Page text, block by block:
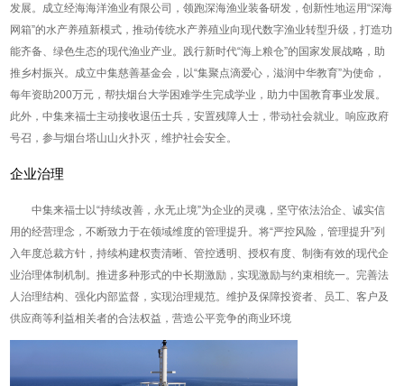
发展。成立经海海洋渔业有限公司，领跑深海渔业装备研发，创新性地运用“深海
网箱”的水产养殖新模式，推动传统水产养殖业向现代数字渔业转型升级，打造功
能齐备、绿色生态的现代渔业产业。践行新时代“海上粮仓”的国家发展战略，助
推乡村振兴。成立中集慈善基金会，以“集聚点滴爱心，滋润中华教育”为使命，
每年资助200万元，帮扶烟台大学困难学生完成学业，助力中国教育事业发展。
此外，中集来福士主动接收退伍士兵，安置残障人士，带动社会就业。响应政府
号召，参与烟台塔山山火扑灭，维护社会安全。
企业治理
中集来福士以“持续改善，永无止境”为企业的灵魂，坚守依法治企、诚实信
用的经营理念，不断致力于在领域维度的管理提升。将“严控风险，管理提升”列
入年度总裁方针，持续构建权责清晰、管控透明、授权有度、制衡有效的现代企
业治理体制机制。推进多种形式的中长期激励，实现激励与约束相统一。完善法
人治理结构、强化内部监督，实现治理规范。维护及保障投资者、员工、客户及
供应商等利益相关者的合法权益，营造公平竞争的商业环境